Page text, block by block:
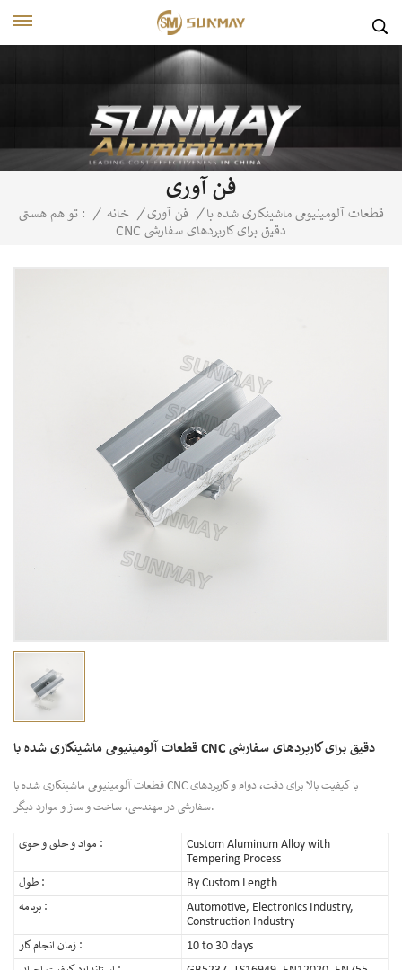
فن آوری
تو هم هستی : / خانه / فن آوری / قطعات آلومینیومی ماشینکاری شده با
CNC دقیق برای کاربردهای سفارشی
قطعات آلومینیومی ماشینکاری شده با CNC دقیق برای کاربردهای سفارشی
قطعات آلومینیومی ماشینکاری شده با CNC با کیفیت بالا برای دقت، دوام و کاربردهای
سفارشی در مهندسی، ساخت و ساز و موارد دیگر.
مواد و خلق و خوی :
Custom Aluminum Alloy with
Tempering Process
طول :
By Custom Length
برنامه :
Automotive, Electronics Industry,
Construction Industry
زمان انجام کار :
10 to 30 days